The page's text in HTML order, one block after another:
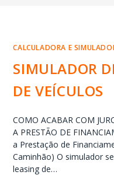
CALCULADORA E
SIMULADOR
DE VEÍCULOS
COMO ACABAR COM
A PRESTÃO DE
a Prestação de
Caminhão) O simulador
leasing de…